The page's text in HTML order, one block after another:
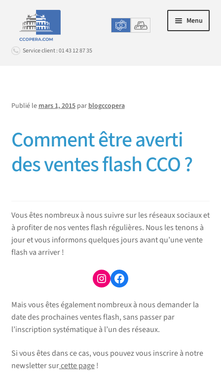
navigation
contenu
Service client : 01 43 12 87 35
Menu
ACHAT EN LIGNE
LE CHANGE EN AGENCE
enfant
Publié le mars 1, 2015 par blogccopera
Comment être averti
des ventes flash CCO ?
Vous êtes nombreux à nous suivre sur les réseaux sociaux et
à profiter de nos ventes flash régulières. Nous les tenons à
jour et vous informons quelques jours avant qu’une vente
flash va arriver !
Instagram
Facebook
Mais vous êtes également nombreux à nous demander la
date des prochaines ventes flash, sans passer par
l’inscription systématique à l’un des réseaux.
Si vous êtes dans ce cas, vous pouvez vous inscrire à notre
newsletter surcette page!